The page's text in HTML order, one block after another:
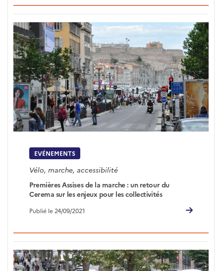
EVÉNEMENTS
Vélo, marche, accessibilité
Premières Assises de la marche : un retour du
Cerema sur les enjeux pour les collectivités
Publié le 24/09/2021